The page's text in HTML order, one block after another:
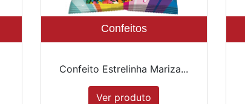
Confeitos
Confeito Estrelinha Mariza...
Ver produto